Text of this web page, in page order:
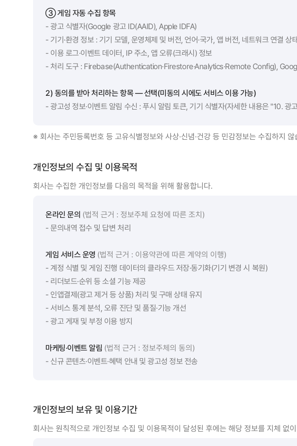
③ 게임 자동 수집 항목
- 광고 식별자(Google 광고 ID(AAID), Apple IDFA)
- 기기·환경 정보 : 기기 모델, 운영체제 및 버전, 언어·국가, 앱 버전, 네트워크 연결 상
- 이용 로그·이벤트 데이터, IP 주소, 앱 오류(크래시) 정보
- 처리 도구 : Firebase(Authentication·Firestore·Analytics·Remote Config),
2) 동의를 받아 처리하는 항목 — 선택(미동의 시에도 서비스 이용 가능)
- 광고성 정보·이벤트 알림 수신 : 푸시 알림 토큰, 기기 식별자(자세한 내용은 "10. 광
※ 회사는 주민등록번호 등 고유식별정보와 사상·신념·건강 등 민감정보는 수집하지 않
개인정보의 수집 및 이용목적
회사는 수집한 개인정보를 다음의 목적을 위해 활용합니다.
온라인 문의 (법적 근거 : 정보주체 요청에 따른 조치)
- 문의내역 접수 및 답변 처리
게임 서비스 운영 (법적 근거 : 이용약관에 따른 계약의 이행)
- 계정 식별 및 게임 진행 데이터의 클라우드 저장·동기화(기기 변경 시 복원)
- 리더보드·순위 등 소셜 기능 제공
- 인앱결제(광고 제거 등 상품) 처리 및 구매 상태 유지
- 서비스 통계 분석, 오류 진단 및 품질·기능 개선
- 광고 게재 및 부정 이용 방지
마케팅·이벤트 알림 (법적 근거 : 정보주체의 동의)
- 신규 콘텐츠·이벤트·혜택 안내 및 광고성 정보 전송
개인정보의 보유 및 이용기간
회사는 원칙적으로 개인정보 수집 및 이용목적이 달성된 후에는 해당 정보를 지체